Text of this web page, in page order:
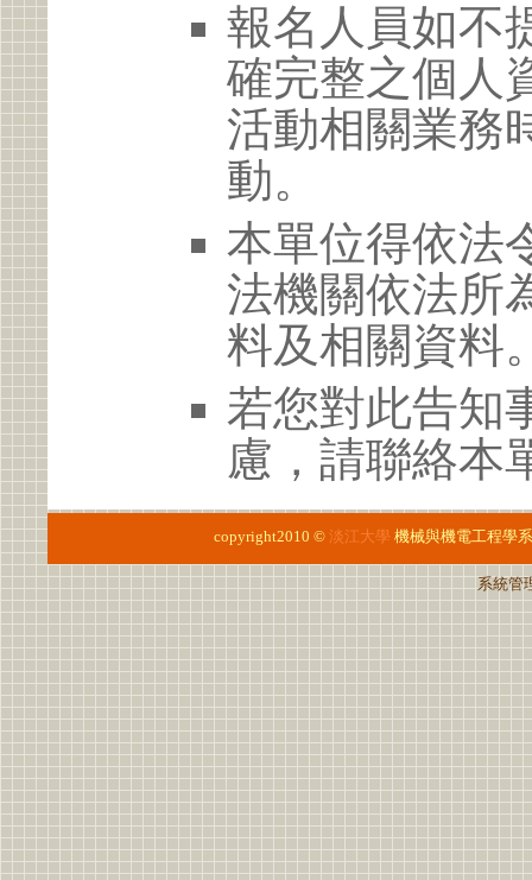
報名人員如不
確完整之個人
活動相關業務
動。
本單位得依法
法機關依法所
料及相關資料
若您對此告知
慮，請聯絡本
copyright2010 © 淡江大學 機械與機電工程學系
系統管